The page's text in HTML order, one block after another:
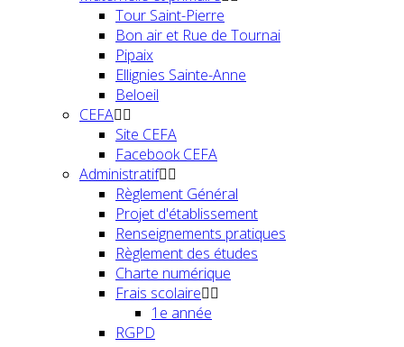
Tour Saint-Pierre
Bon air et Rue de Tournai
Pipaix
Ellignies Sainte-Anne
Beloeil
CEFA
Site CEFA
Facebook CEFA
Administratif
Règlement Général
Projet d'établissement
Renseignements pratiques
Règlement des études
Charte numérique
Frais scolaire
1e année
RGPD